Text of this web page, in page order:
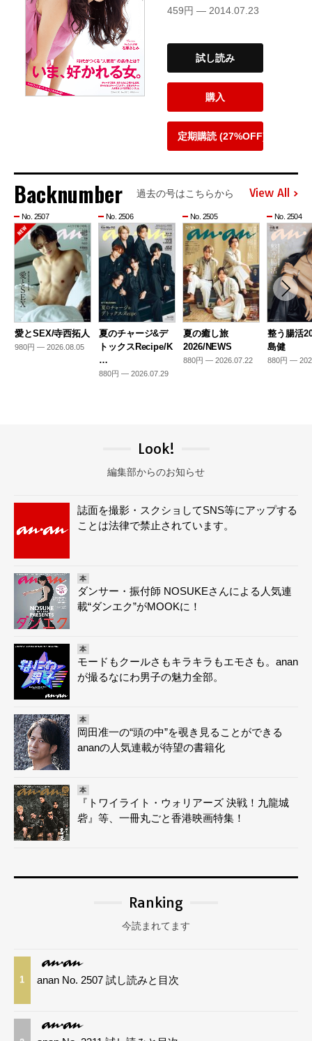
459円 — 2014.07.23
試し読み
購入
定期購読 (27%OFF)
Backnumber 過去の号はこちらから View All
No. 2507
愛とSEX/寺西拓人
980円 — 2026.08.05
No. 2506
夏のチャージ&デ
トックスRecipe/K
…
880円 — 2026.07.29
No. 2505
夏の癒し旅
2026/NEWS
880円 — 2026.07.22
No. 2504
整う腸活
島健
880円 —
Look!
編集部からのお知らせ
誌面を撮影・スクショしてSNS等にアップする
ことは法律で禁止されています。
本
ダンサー・振付師 NOSUKEさんによる人気連
載“ダンエク”がMOOKに！
本
モードもクールさもキラキラもエモさも。anan
が撮るなにわ男子の魅力全部。
本
岡田准一の“頭の中”を覗き見ることができる
ananの人気連載が待望の書籍化
本
『トワイライト・ウォリアーズ 決戦！九龍城
砦』等、一冊丸ごと香港映画特集！
Ranking
今読まれてます
1 anan No. 2507 試し読みと目次